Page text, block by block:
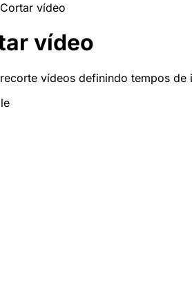
Cortar vídeo
vídeo
vídeos definindo tempos